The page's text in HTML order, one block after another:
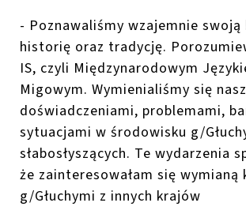
- Poznawaliśmy wzajemnie
historię oraz tradycję.
IS, czyli Międzynarodowym
Migowym. Wymienialiśmy się
doświadczeniami, problemami,
sytuacjami w środowisku g/
słabosłyszących. Te wydarzenia
że zainteresowałam się wymianą
g/Głuchymi z innych krajów